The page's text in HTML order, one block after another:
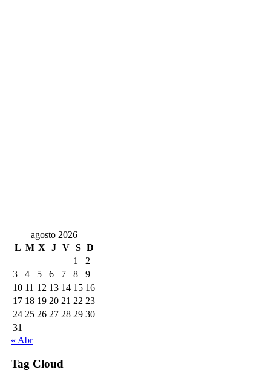
agosto 2026
L M X J V S D
1
2
3
4 5 6 7 8
9
10 11 12 13 14 15 16
17 18 19 20 21 22 23
24 25 26 27 28 29 30
31
« Abr
Tag Cloud